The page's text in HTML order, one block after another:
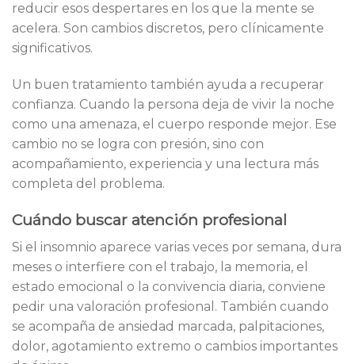
reducir esos despertares en los que la mente se
acelera. Son cambios discretos, pero clínicamente
significativos.
Un buen tratamiento también ayuda a recuperar
confianza. Cuando la persona deja de vivir la noche
como una amenaza, el cuerpo responde mejor. Ese
cambio no se logra con presión, sino con
acompañamiento, experiencia y una lectura más
completa del problema.
Cuándo buscar atención profesional
Si el insomnio aparece varias veces por semana, dura
meses o interfiere con el trabajo, la memoria, el
estado emocional o la convivencia diaria, conviene
pedir una valoración profesional. También cuando
se acompaña de ansiedad marcada, palpitaciones,
dolor, agotamiento extremo o cambios importantes